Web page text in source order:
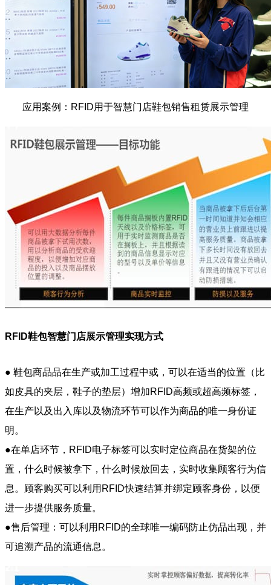
应用案例：RFID用于智慧门店鞋包销售租赁展示管理
RFID鞋包智慧门店展示管理实现方式
● 鞋包商品品在生产或加工过程中或，可以在适当的位置（比
如皮具的夹层，鞋子的垫层）增加RFID高频或超高频标签，
在生产以及出入库以及物流环节可以作为商品的唯一身份证
明。
●在单店环节，RFID电子标签可以实时定位商品在货架的位
置，什么时候被拿下，什么时候放回去，实时收集顾客行为信
息。顾客购买可以利用RFID快速结算并绑定顾客身份，以便
进一步提供服务质量。
●售后管理：可以利用RFID的全球唯一编码防止仿品出现，并
可追溯产品的流通信息。